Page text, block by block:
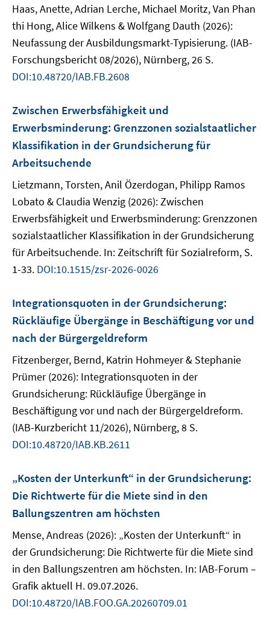
Haas, Anette, Adrian Lerche, Michael Moritz, Van Phan
thi Hong, Alice Wilkens & Wolfgang Dauth (2026):
Neufassung der Ausbildungsmarkt-Typisierung. (IAB-
Forschungsbericht 08/2026), Nürnberg, 26 S.
DOI:10.48720/IAB.FB.2608
Zwischen Erwerbsfähigkeit und
Erwerbsminderung: Grenzzonen sozialstaatlicher
Klassifikation in der Grundsicherung für
Arbeitsuchende
Lietzmann, Torsten, Anil Özerdogan, Philipp Ramos
Lobato & Claudia Wenzig (2026): Zwischen
Erwerbsfähigkeit und Erwerbsminderung: Grenzzonen
sozialstaatlicher Klassifikation in der Grundsicherung
für Arbeitsuchende. In: Zeitschrift für Sozialreform, S.
1-33. DOI:10.1515/zsr-2026-0026
Integrationsquoten in der Grundsicherung:
Rückläufige Übergänge in Beschäftigung vor und
nach der Bürgergeldreform
Fitzenberger, Bernd, Katrin Hohmeyer & Stephanie
Prümer (2026): Integrationsquoten in der
Grundsicherung: Rückläufige Übergänge in
Beschäftigung vor und nach der Bürgergeldreform.
(IAB-Kurzbericht 11/2026), Nürnberg, 8 S.
DOI:10.48720/IAB.KB.2611
„Kosten der Unterkunft“ in der Grundsicherung:
Die Richtwerte für die Miete sind in den
Ballungszentren am höchsten
Mense, Andreas (2026): „Kosten der Unterkunft“ in
der Grundsicherung: Die Richtwerte für die Miete sind
in den Ballungszentren am höchsten. In: IAB-Forum –
Grafik aktuell H. 09.07.2026.
DOI:10.48720/IAB.FOO.GA.20260709.01